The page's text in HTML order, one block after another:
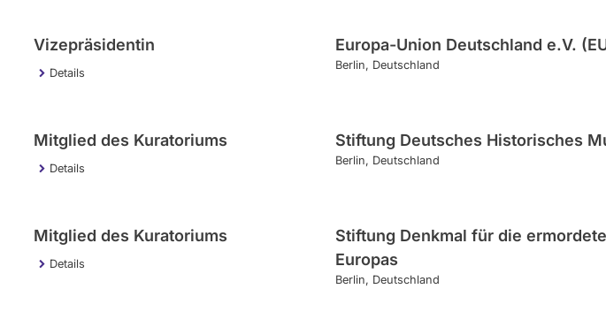
Vizepräsidentin
Details
Europa-Union Deutschland e.V.
Berlin Deutschland
Mitglied des Kuratoriums
Details
Stiftung Deutsches Historisches
Berlin Deutschland
Mitglied des Kuratoriums
Details
Stiftung Denkmal für die
Europas
Berlin Deutschland